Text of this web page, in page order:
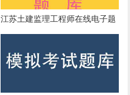
江苏土建监理工程师在线电子题